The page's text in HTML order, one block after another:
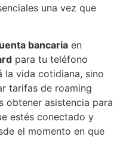
una vez que
bancaria en
para tu teléfono
la vida cotidiana, sino
tarifas de roaming
obtener asistencia para
estés conectado y
el momento en que